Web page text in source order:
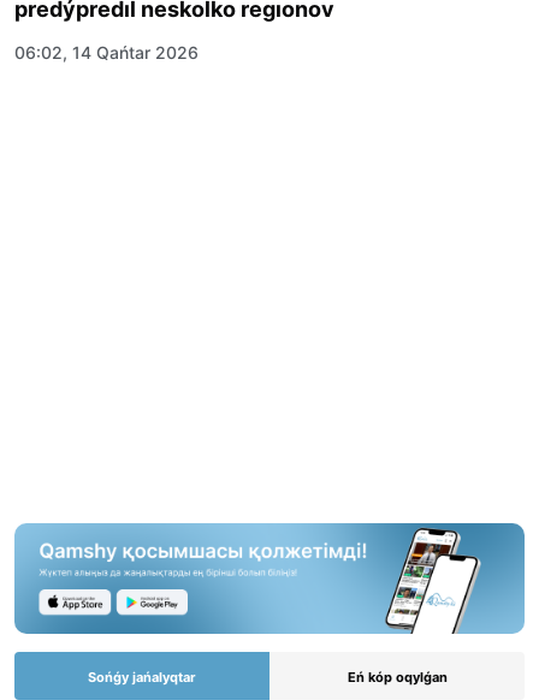
predýpredıl neskolko regıonov
06:02, 14 Qańtar 2026
Sońǵy jańalyqtar Eń kóp oqylǵan